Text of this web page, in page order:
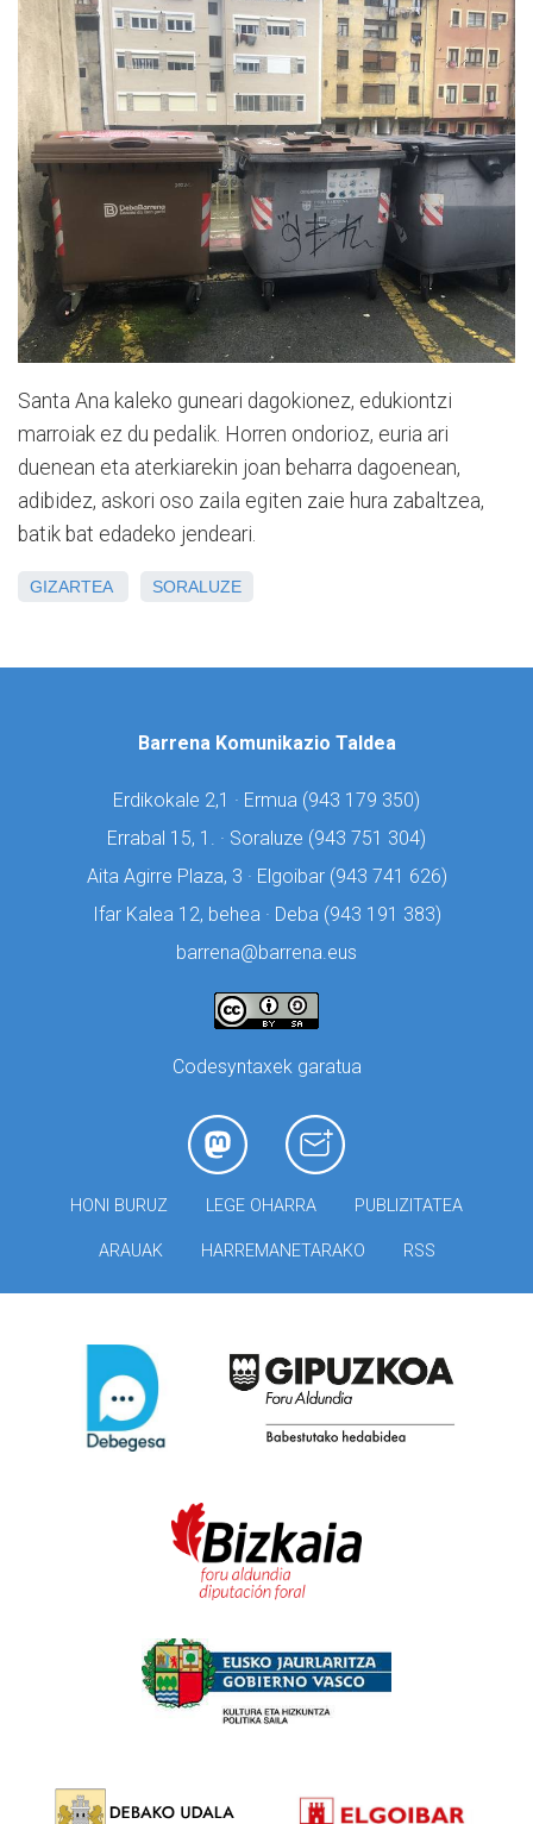
Santa Ana kaleko guneari dagokionez, edukiontzi
marroiak ez du pedalik. Horren ondorioz, euria ari
duenean eta aterkiarekin joan beharra dagoenean,
adibidez, askori oso zaila egiten zaie hura zabaltzea,
batik bat edadeko jendeari.
GIZARTEA SORALUZE
Barrena Komunikazio Taldea
Erdikokale 2,1 · Ermua (943 179 350)
Errabal 15, 1. · Soraluze (943 751 304)
Aita Agirre Plaza, 3 · Elgoibar (943 741 626)
Ifar Kalea 12, behea · Deba (943 191 383)
barrena@barrena.eus
Codesyntaxek garatua
HONI BURUZ LEGE OHARRA PUBLIZITATEA
ARAUAK HARREMANETARAKO RSS